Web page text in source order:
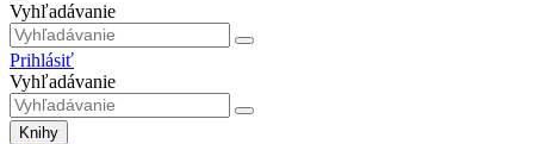
Vyhľadávanie
Prihlásiť
Vyhľadávanie
Knihy